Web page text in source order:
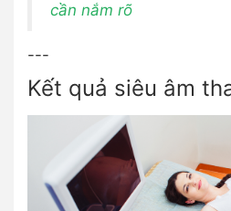
cần nắm rõ
---
Kết quả siêu âm